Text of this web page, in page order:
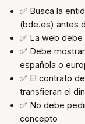
✅ Busca la
(bde.es) antes
✅ La web debe
✅ Debe
española o
✅ El contrato
transfieran el
✅ No debe
concepto